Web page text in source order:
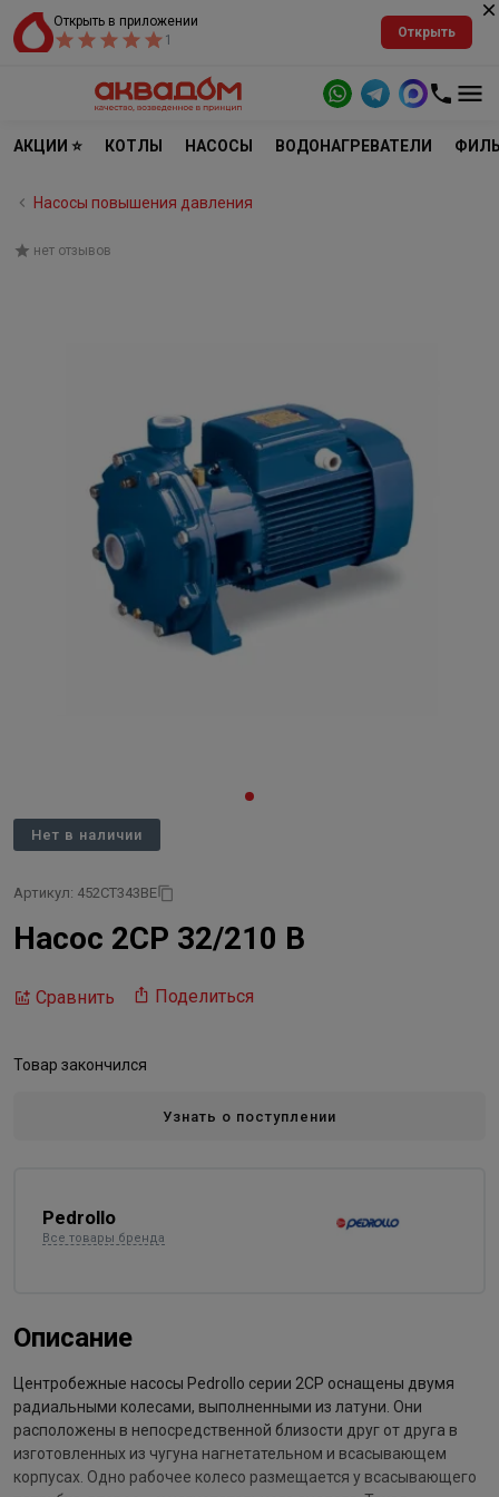
Открыть в приложении
1
Открыть
АКЦИИ ⭐ КОТЛЫ НАСОСЫ ВОДОНАГРЕВАТЕЛИ
Насосы повышения давления
нет отзывов
Нет в наличии
Артикул: 452CT343BE
Насос 2CP 32/210 B
Сравнить Поделиться
Товар закончился
Узнать о поступлении
Pedrollo
Все товары бренда
Описание
Центробежные насосы Pedrollo серии 2CP оснащены двумя
радиальными колесами, выполненными из латуни. Они
расположены в непосредственной близости друг от друга в
изготовленных из чугуна нагнетательном и всасывающем
корпусах. Одно рабочее колесо размещается у всасывающего